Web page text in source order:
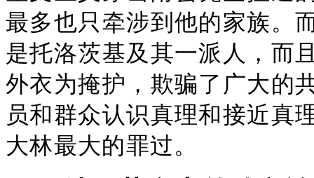
最多也只牵涉到他的家族。
是托洛茨基及其一派人，而
外衣为掩护，欺骗了广大的
员和群众认识真理和接近真
大林最大的罪过。